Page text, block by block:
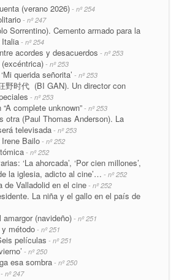
(verano 2026) - nº 254
- nº 247
Sorrentino). Cemento armado para la
- nº 254
acordes y desacuerdos - nº 253
- nº 253
querida señorita’ - nº 253
野时代 (BI GAN). Un director con
- nº 253
complete unknown” - nº 253
otra (Paul Thomas Anderson). La
televisada - nº 253
Irene Bailo - nº 252
- nº 252
‘La ahorcada’, ‘Por cien millones’,
de la iglesia, adicto al cine’… - nº 252
de Valladolid en el cine - nº 252
La niña y el gallo en el país de
(navideño) - nº 251
método - nº 251
películas - nº 251
- nº 250
esa sombra - nº 250
- nº 247